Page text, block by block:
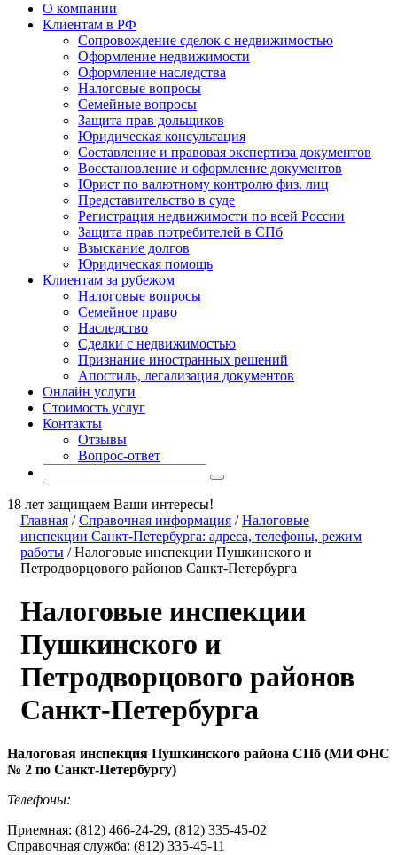
О компании
Клиентам в РФ
Cопровождение сделок с недвижимостью
Оформление недвижимости
Оформление наследства
Налоговые вопросы
Семейные вопросы
Защита прав дольщиков
Юридическая консультация
Составление и правовая экспертиза документов
Восстановление и оформление документов
Юрист по валютному контролю физ. лиц
Представительство в суде
Регистрация недвижимости по всей России
Защита прав потребителей в СПб
Взыскание долгов
Юридическая помощь
Клиентам за рубежом
Налоговые вопросы
Семейное право
Наследство
Сделки с недвижимостью
Признание иностранных решений
Апостиль, легализация документов
Онлайн услуги
Стоимость услуг
Контакты
Отзывы
Вопрос-ответ
18 лет защищаем Ваши интересы!
Главная /Справочная информация /Налоговые
инспекции Санкт-Петербурга: адреса, телефоны, режим
работы /Налоговые инспекции Пушкинского и
Петродворцового районов Санкт-Петербурга
Налоговые инспекции
Пушкинского и
Петродворцового районов
Санкт-Петербурга
Налоговая инспекция Пушкинского района СПб (МИ ФНС
№ 2 по Санкт-Петербургу)
Телефоны:
Приемная: (812) 466-24-29, (812) 335-45-02
Справочная служба: (812) 335-45-11